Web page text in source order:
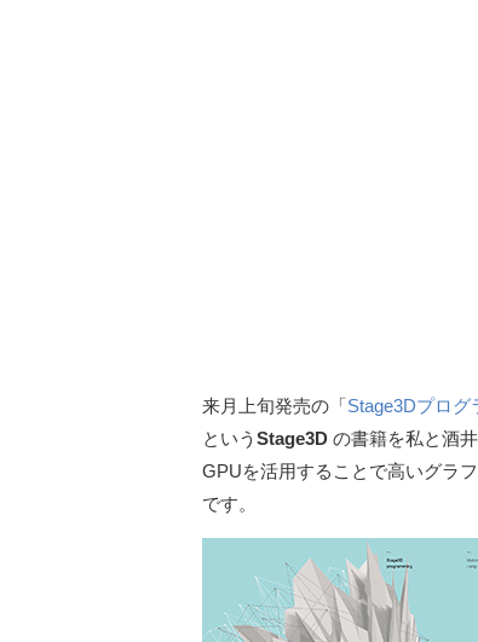
来月上旬発売の「Stage3Dプロ
という Stage3D の書籍を私と酒
GPUを活用することで高いグラ
です。